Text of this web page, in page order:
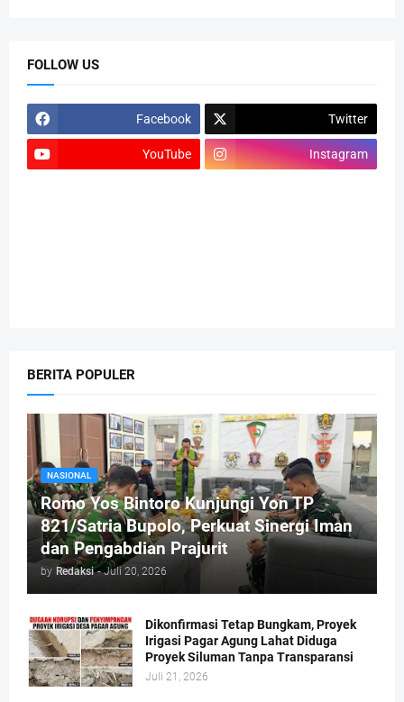
FOLLOW US
Facebook Twitter
YouTube Instagram
BERITA POPULER
NASIONAL
Romo Yos Bintoro Kunjungi Yon TP
821/Satria Bupolo, Perkuat Sinergi Iman
dan Pengabdian Prajurit
by Redaksi - Juli 20, 2026
Dikonfirmasi Tetap Bungkam, Proyek
Irigasi Pagar Agung Lahat Diduga
Proyek Siluman Tanpa Transparansi
Juli 21, 2026